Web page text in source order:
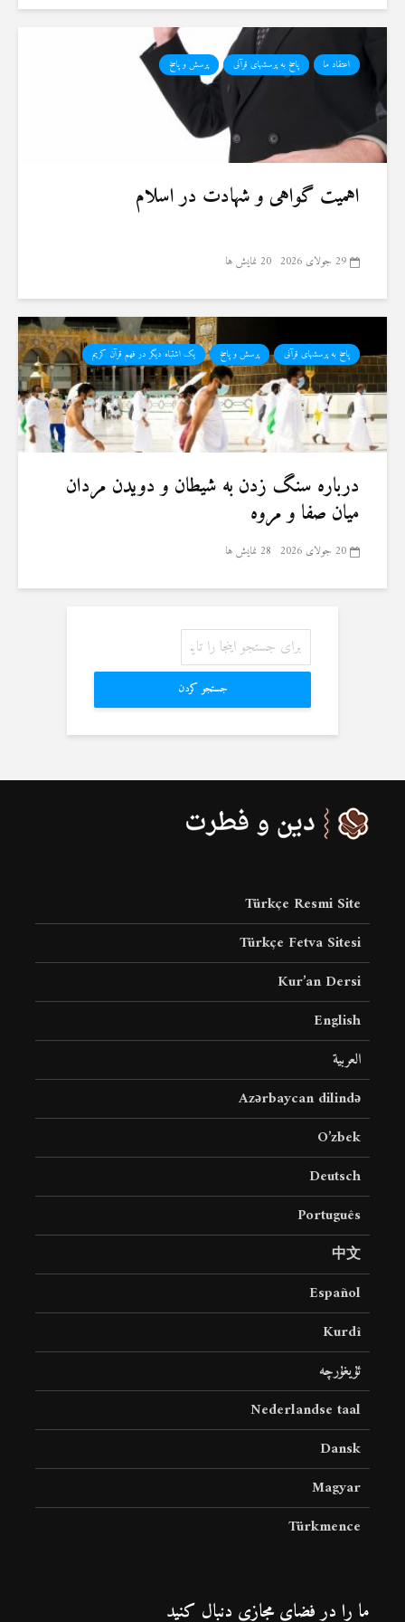
اعتقاد ما پاسخ به پرسشهای قرآنی پرسش و پاسخ
اهمیت گواهی و شهادت در اسلام
29 جولای 2026 20 نمایش ها
پاسخ به پرسشهای قرآنی پرسش و پاسخ یک اشتباه دیگر در فهم قرآن کریم
درباره سنگ زدن به شیطان و دویدن مردان
میان صفا و مروه
20 جولای 2026 28 نمایش ها
جستجو کردن
Türkçe Resmi Site
Türkçe Fetva Sitesi
Kur’an Dersi
English
العربية
Azərbaycan dilində
O’zbek
Deutsch
Português
中文
Español
Kurdî
ئۇيغۇرچە
Nederlandse taal
Dansk
Magyar
Türkmence
ما را در فضای مجازی دنبال کنید